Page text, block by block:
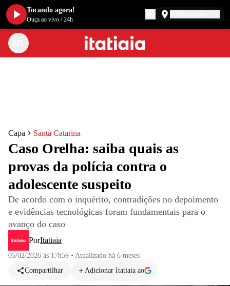
Capa Santa Catarina
Caso Orelha: saiba quais as
provas da polícia contra o
adolescente suspeito
De acordo com o inquérito, contradições no depoimento
e evidências tecnológicas foram fundamentais para o
avanço do caso
PorItatiaia
05/02/2026 às 17h59 • Atualizado há 6 meses
Compartilhar
Adicionar Itatiaia ao
Tocando agora!
Ouça ao vivo /24h